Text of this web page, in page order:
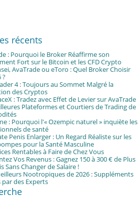
récents
: Pourquoi le Broker Réaffirme son
Fort sur le Bitcoin et les CFD Crypto
AvaTrade ou eToro : Quel Broker Choisir
?
4 : Toujours au Sommet Malgré la
des Cryptos
: Tradez avec Effet de Levier sur AvaTrade
Plateformes et Courtiers de Trading de
: Pourquoi l'« Ozempic naturel » inquiète les
de santé
Penis Enlarger : Un Regard Réaliste sur les
pour la Santé Masculine
Rentables à Faire de Chez Vous
Vos Revenus : Gagnez 150 à 300 € de Plus
Sans Changer de Salaire !
Nootropiques de 2026 : Suppléments
par des Experts